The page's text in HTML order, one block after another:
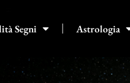
Segni Astrologia